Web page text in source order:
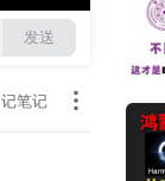
发送
记笔记